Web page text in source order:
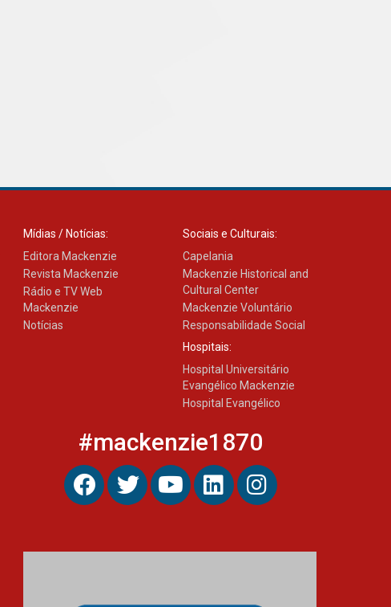
Mídias / Notícias:
Editora Mackenzie
Revista Mackenzie
Rádio e TV Web
Mackenzie
Notícias
Sociais e Culturais:
Capelania
Mackenzie Historical and
Cultural Center
Mackenzie Voluntário
Responsabilidade Social
Hospitais:
Hospital Universitário
Evangélico Mackenzie
Hospital Evangélico
#mackenzie1870